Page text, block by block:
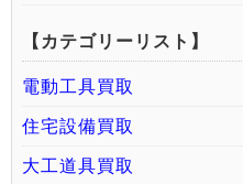
【カテゴリーリスト】
電動工具買取
住宅設備買取
大工道具買取